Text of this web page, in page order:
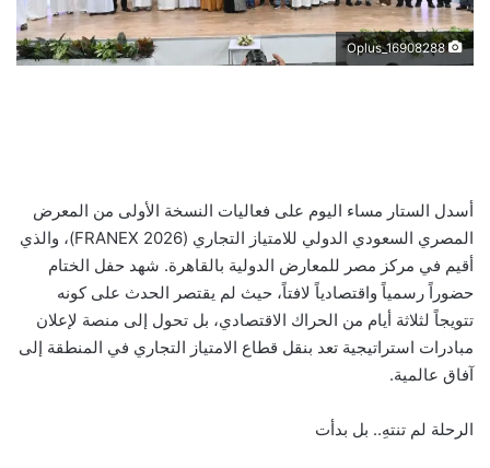
Oplus_16908288
أسدل الستار مساء اليوم على فعاليات النسخة الأولى من المعرض
المصري السعودي الدولي للامتياز التجاري (FRANEX 2026)، والذي
أقيم في مركز مصر للمعارض الدولية بالقاهرة. شهد حفل الختام
حضوراً رسمياً واقتصادياً لافتاً، حيث لم يقتصر الحدث على كونه
تتويجاً لثلاثة أيام من الحراك الاقتصادي، بل تحول إلى منصة لإعلان
مبادرات استراتيجية تعد بنقل قطاع الامتياز التجاري في المنطقة إلى
آفاق عالمية.
الرحلة لم تنتهِ.. بل بدأت